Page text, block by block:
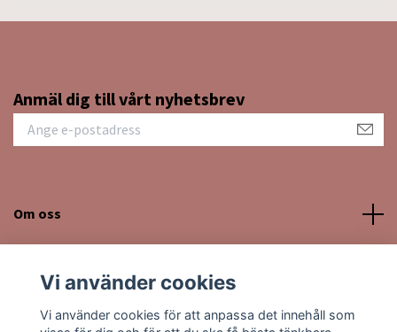
Anmäl dig till vårt nyhetsbrev
Om oss
Sociala medier
Vi använder cookies
Vi använder cookies för att anpassa det innehåll som